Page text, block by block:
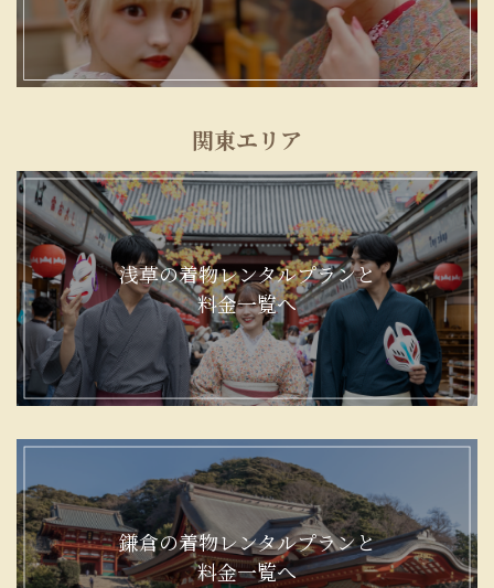
関東エリア
浅草の着物レンタルプランと
料金一覧へ
鎌倉の着物レンタルプランと
料金一覧へ